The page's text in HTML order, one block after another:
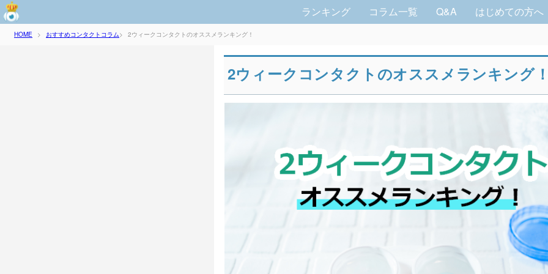
ランキング コラム一覧 Q&A はじめての方へ
HOME > おすすめコンタクトコラム> 2ウィークコンタクトのオススメランキング！
2ウィークコンタクトのオススメランキング